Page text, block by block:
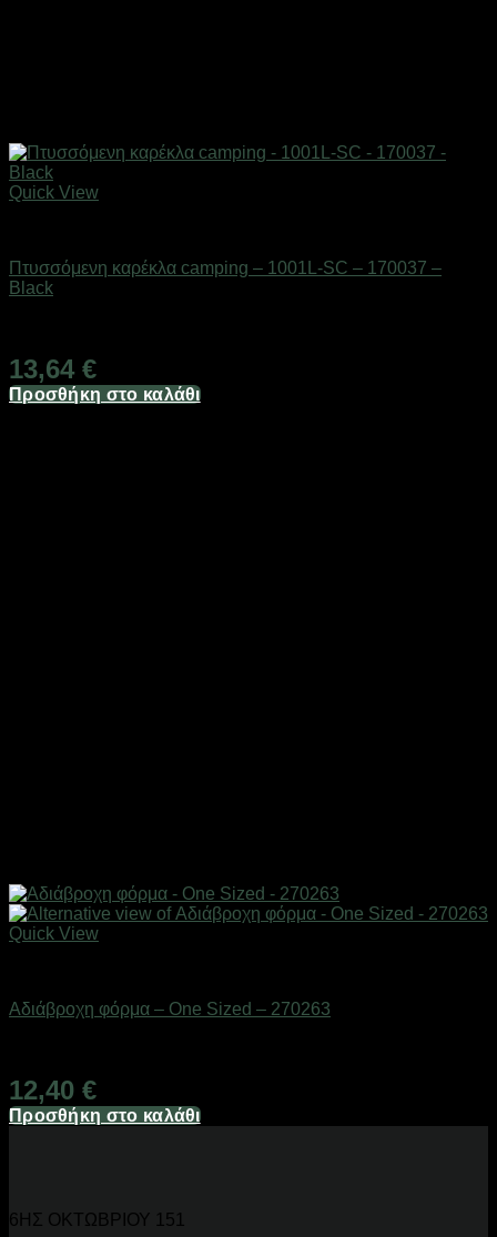
Quick View
Πτυσσόμενη καρέκλα camping – 1001L-SC – 170037 –
Black
13,64 €
Προσθήκη στο καλάθι
Quick View
Αδιάβροχη φόρμα – One Sized – 270263
12,40 €
Προσθήκη στο καλάθι
6ΗΣ ΟΚΤΩΒΡΙΟΥ 151